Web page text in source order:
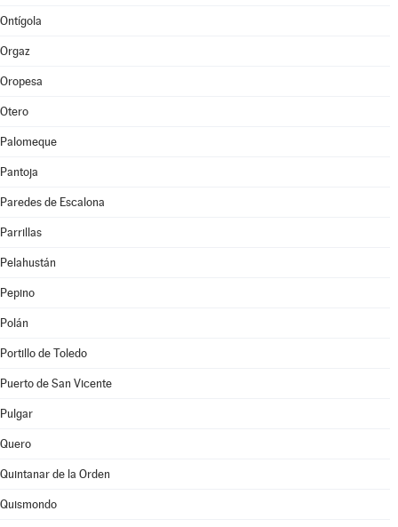
Ontígola
Orgaz
Oropesa
Otero
Palomeque
Pantoja
Paredes de Escalona
Parrillas
Pelahustán
Pepino
Polán
Portillo de Toledo
Puerto de San Vicente
Pulgar
Quero
Quintanar de la Orden
Quismondo